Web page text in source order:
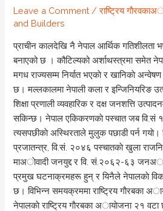
Leave a Comment /राष्ट्रिय
and Builders
प्राचीन कालदेखि नै नेपाल आर्थिक गतिशीलता
बनाएको छ । कौटिल्यको अर्शाथस्त्रमा समेत
मगध राज्यसम्म निर्यात भएकाे र खानिकाे
छ। मल्लकालमा नेपाली कला र इन्जिनियरिङ
शिक्षा प्रणाली व्यवहारिक र दक्ष जनशत्ति
सकिन्छ। नेपाल एकिकरणकाे पस्चात जब वि.सं
त्यसपछीकाे अस्थिरताले मुलुक पछाडी पर्न
प्रजातन्त्र, वि.सं. २०४६ पस्चातकाे खुला
माअाेवादी जनयुद्द र वि. सं.२०६२-६३
प्रमुख घटनाक्रमहरू हुन् र यिनैले नेपालकाे
छ। विभिन्न समयक्रममा राष्ट्रिय गाैरबका
नेपालकाे राष्ट्रिय गाैरबका अायाेजना २१